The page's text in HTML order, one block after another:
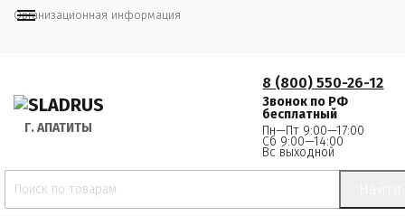
Организационная информация
Г. АПАТИТЫ
8 (800) 550-26-12
Звонок по РФ
бесплатный
Пн—Пт 9:00—17:00
Сб 9:00—14:00
Вс выходной